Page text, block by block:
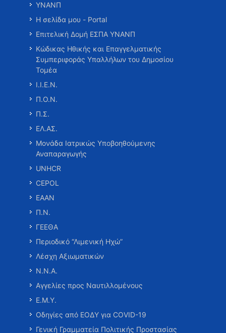
ΥΝΑΝΠ
Η σελίδα μου - Portal
Επιτελική Δομή ΕΣΠΑ ΥΝΑΝΠ
Κώδικας Ηθικής και Επαγγελματικής
Συμπεριφοράς Υπαλλήλων του Δημοσίου
Τομέα
Ι.Ι.Ε.Ν.
Π.Ο.Ν.
Π.Σ.
ΕΛ.ΑΣ.
Μονάδα Ιατρικώς Υποβοηθούμενης
Αναπαραγωγής
UNHCR
CEPOL
ΕΑΑΝ
Π.Ν.
ΓΕΕΘΑ
Περιοδικό “Λιμενική Ηχώ”
Λέσχη Αξιωματικών
Ν.Ν.Α.
Αγγελίες προς Ναυτιλλομένους
Ε.Μ.Υ.
Οδηγίες από ΕΟΔΥ για COVID-19
Γενική Γραμματεία Πολιτικής Προστασίας